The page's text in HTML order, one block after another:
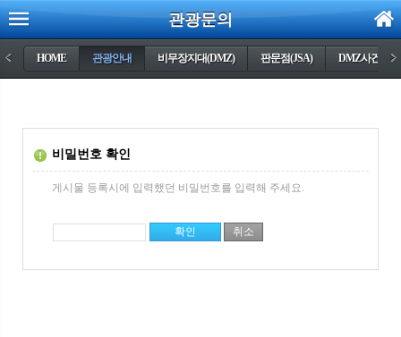
관광문의
< HOME 관광안내 비무장지대(DMZ) 판문점(JSA) DMZ사건들 >
비밀번호 확인
게시물 등록시에 입력했던 비밀번호를 입력해 주세요.